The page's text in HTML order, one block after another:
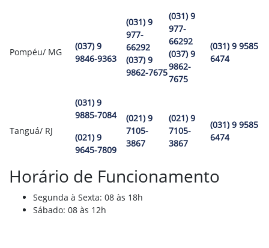
Pompéu/ MG
(037) 9
9846-9363
(031) 9
977-
66292
(037) 9
9862-7675
(031) 9
977-
66292
(037) 9
9862-
7675
(031) 9 9585
6474
Tanguá/ RJ
(031) 9
9885-7084
(021) 9
9645-7809
(021) 9
7105-
3867
(021) 9
7105-
3867
(031) 9 9585
6474
Horário de Funcionamento
Segunda à Sexta: 08 às 18h
Sábado: 08 às 12h